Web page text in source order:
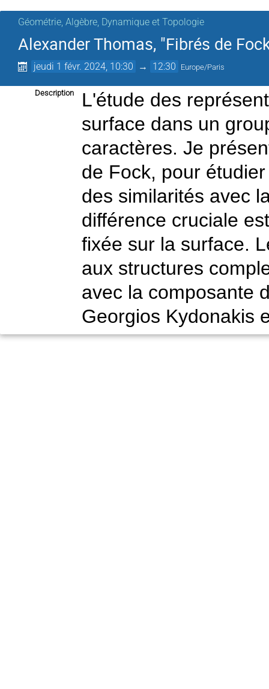
Géométrie, Algèbre, Dynamique et Topologie
Alexander Thomas, "Fibrés de
jeudi 1 févr. 2024, 10:30 → 12:30 Europe/Paris
Description
L'étude des
surface dans un
caractères. Je
de Fock, pour
des similarités avec
différence cruciale
fixée sur la surface.
aux structures
avec la composante
Georgios Kydonakis